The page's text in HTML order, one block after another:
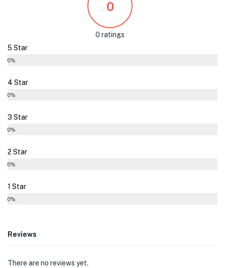
0
0 ratings
5 Star
0%
4 Star
0%
3 Star
0%
2 Star
0%
1 Star
0%
Reviews
There are no reviews yet.